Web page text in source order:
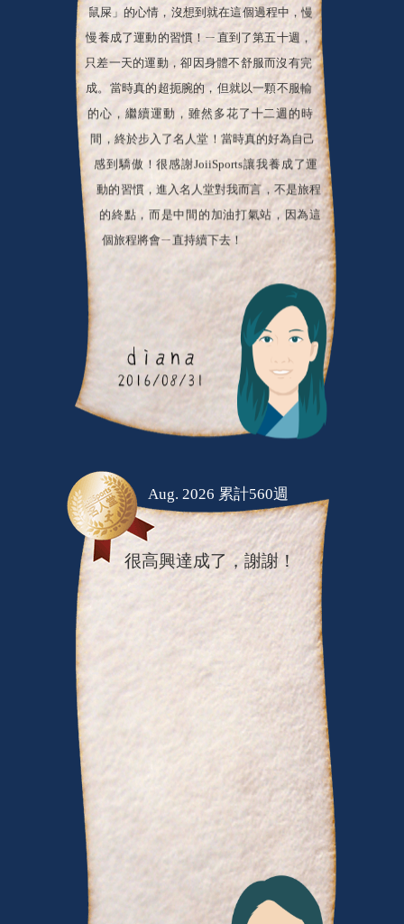
鼠屎」的心情，沒想到就在這個過程中，慢
慢養成了運動的習慣！ㄧ直到了第五十週，
只差一天的運動，卻因身體不舒服而沒有完
成。當時真的超扼腕的，但就以一顆不服輸
的心，繼續運動，雖然多花了十二週的時
間，終於步入了名人堂！當時真的好為自己
感到驕傲！很感謝JoiiSports讓我養成了運
動的習慣，進入名人堂對我而言，不是旅程
的終點，而是中間的加油打氣站，因為這
個旅程將會ㄧ直持續下去！
Aug. 2026 累計560週
很高興達成了，謝謝！